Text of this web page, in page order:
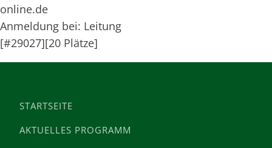
online.de
Anmeldung bei: Leitung
[#29027][20 Plätze]
STARTSEITE
AKTUELLES PROGRAMM